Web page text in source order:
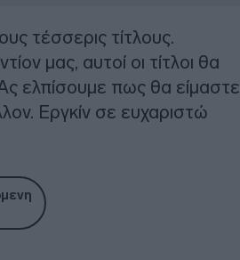
τέσσερις τίτλους.
μας, αυτοί οι τίτλοι θα
ελπίσουμε πως θα είμαστε
Εργκίν σε ευχαριστώ